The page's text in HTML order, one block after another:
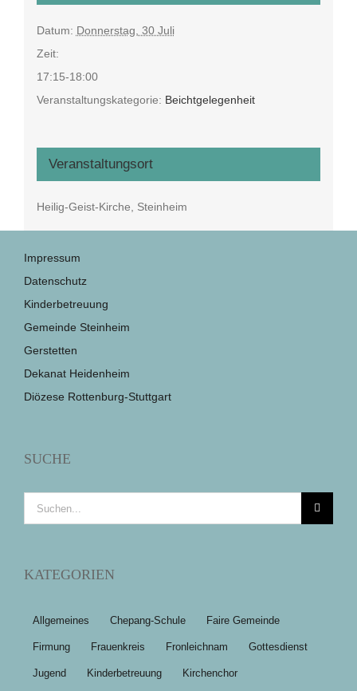
Datum: Donnerstag, 30 Juli
Zeit:
17:15-18:00
Veranstaltungskategorie: Beichtgelegenheit
Veranstaltungsort
Heilig-Geist-Kirche, Steinheim
Impressum
Datenschutz
Kinderbetreuung
Gemeinde Steinheim
Gerstetten
Dekanat Heidenheim
Diözese Rottenburg-Stuttgart
SUCHE
Suche
nach:
KATEGORIEN
Allgemeines Chepang-Schule Faire Gemeinde
Firmung Frauenkreis Fronleichnam Gottesdienst
Jugend Kinderbetreuung Kirchenchor